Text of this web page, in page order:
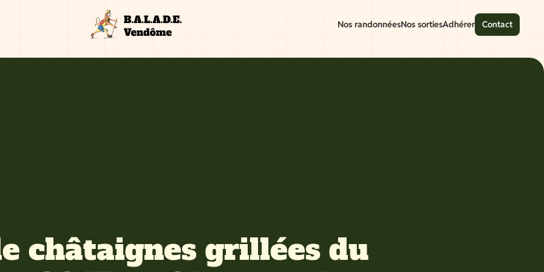
Nos randonnéesNos sortiesAdhérer Contact
châtaignes grillées du